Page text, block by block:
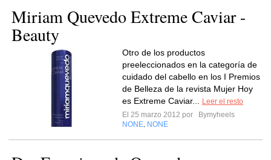
Miriam Quevedo Extreme Caviar -
Beauty
Otro de los productos
preeleccionados en la categoría de
cuidado del cabello en los I Premios
de Belleza de la revista Mujer Hoy
es Extreme Caviar...
Leer el resto
El 25 marzo 2012 por
Bymyheels
NONE NONE